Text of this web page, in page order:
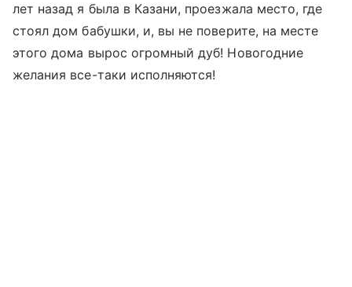
лет назад я была в Казани, проезжала место, где
стоял дом бабушки, и, вы не поверите, на месте
этого дома вырос огромный дуб! Новогодние
желания все-таки исполняются!